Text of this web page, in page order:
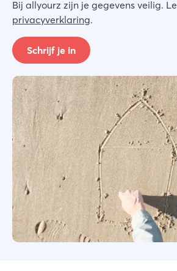
Bij allyourz zijn je gegevens veilig.
privacyverklaring.
Schrijf je in